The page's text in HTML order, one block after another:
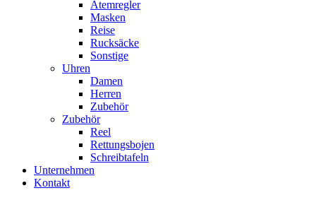
Atemregler
Masken
Reise
Rucksäcke
Sonstige
Uhren
Damen
Herren
Zubehör
Zubehör
Reel
Rettungsbojen
Schreibtafeln
Unternehmen
Kontakt